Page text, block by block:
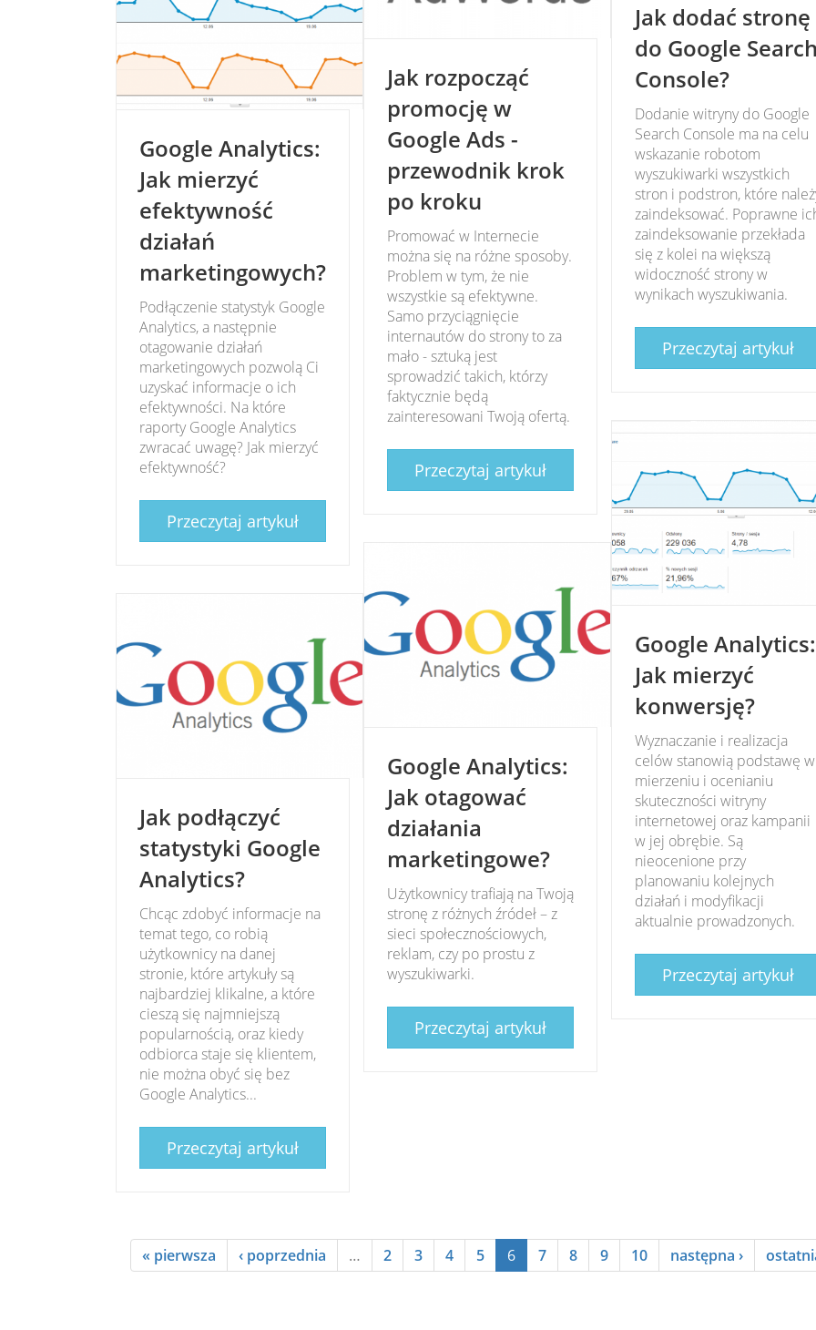
Jak dodać stronę
do Google
Console?
Dodanie witryny do Google
Search Console ma na celu
wskazanie robotom
wyszukiwarki wszystkich
stron i podstron, które
zaindeksować. Poprawne
zaindeksowanie przekłada
się z kolei na większą
widoczność strony w
wynikach wyszukiwania.
Przeczytaj artykuł
Jak rozpocząć
promocję w
Google Ads -
przewodnik krok
po kroku
Promować w Internecie
można się na różne sposoby.
Problem w tym, że nie
wszystkie są efektywne.
Samo przyciągnięcie
internautów do strony to za
mało - sztuką jest
sprowadzić takich, którzy
faktycznie będą
zainteresowani Twoją ofertą.
Przeczytaj artykuł
Google Analytics:
Jak mierzyć
efektywność
działań
marketingowych?
Podłączenie statystyk Google
Analytics, a następnie
otagowanie działań
marketingowych pozwolą Ci
uzyskać informacje o ich
efektywności. Na które
raporty Google Analytics
zwracać uwagę? Jak mierzyć
efektywność?
Przeczytaj artykuł
Google Analytics:
Jak mierzyć
konwersję?
Wyznaczanie i realizacja
celów stanowią podstawę w
mierzeniu i ocenianiu
skuteczności witryny
internetowej oraz kampanii
w jej obrębie. Są
nieocenione przy
planowaniu kolejnych
działań i modyfikacji
aktualnie prowadzonych.
Przeczytaj artykuł
Google Analytics:
Jak otagować
działania
marketingowe?
Użytkownicy trafiają na Twoją
stronę z różnych źródeł – z
sieci społecznościowych,
reklam, czy po prostu z
wyszukiwarki.
Przeczytaj artykuł
Jak podłączyć
statystyki Google
Analytics?
Chcąc zdobyć informacje na
temat tego, co robią
użytkownicy na danej
stronie, które artykuły są
najbardziej klikalne, a które
cieszą się najmniejszą
popularnością, oraz kiedy
odbiorca staje się klientem,
nie można obyć się bez
Google Analytics...
Przeczytaj artykuł
« pierwsza ‹ poprzednia … 2 3 4 5 6 7 8 9 10 następna ›